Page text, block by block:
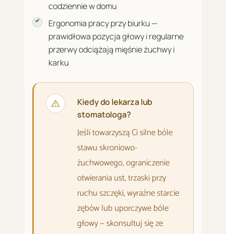
codziennie w domu
Ergonomia pracy przy biurku —
prawidłowa pozycja głowy i regularne
przerwy odciążają mięśnie żuchwy i
karku
Kiedy do lekarza lub
stomatologa?
Jeśli towarzyszą Ci silne bóle
stawu skroniowo-
żuchwowego, ograniczenie
otwierania ust, trzaski przy
ruchu szczęki, wyraźne starcie
zębów lub uporczywe bóle
głowy — skonsultuj się ze